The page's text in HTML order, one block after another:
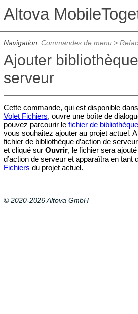
Navigation: Commandes de menu>
Ajouter
serveur
Cette commande, qui est disponible
Volet Fichiers, ouvre une boîte de
pouvez parcourir le fichier de
vous souhaitez ajouter au projet actuel.
fichier de bibliothèque d’action de
et cliqué sur Ouvrir, le fichier sera
d’action de serveur et apparaîtra en tant
Fichiers du projet actuel.
© 2020-2026 Altova GmbH